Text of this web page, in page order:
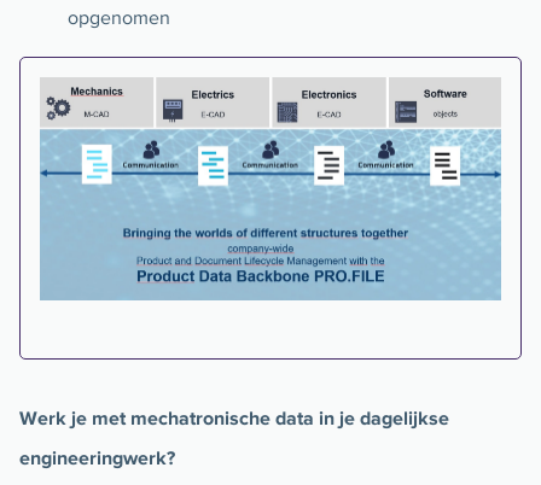
opgenomen
Werk je met mechatronische data in je dagelijkse
engineeringwerk?